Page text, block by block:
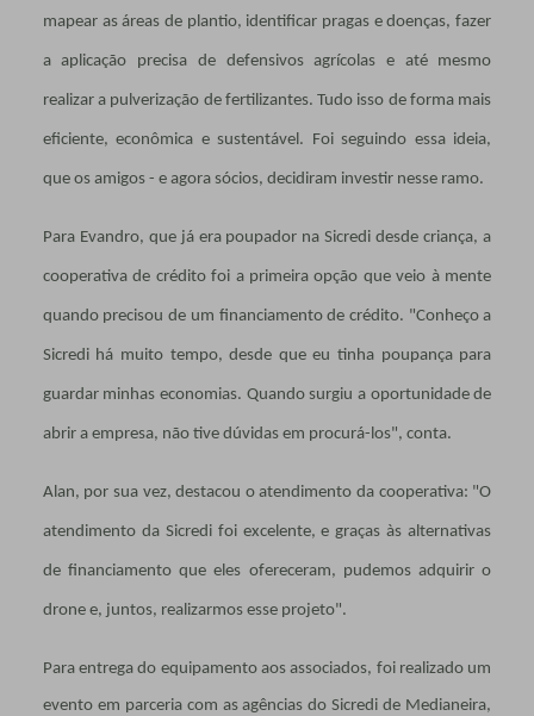
mapear as áreas de plantio, identificar pragas e doenças, fazer
a aplicação precisa de defensivos agrícolas e até mesmo
realizar a pulverização de fertilizantes. Tudo isso de forma mais
eficiente, econômica e sustentável. Foi seguindo essa ideia,
que os amigos - e agora sócios, decidiram investir nesse ramo.
Para Evandro, que já era poupador na Sicredi desde criança, a
cooperativa de crédito foi a primeira opção que veio à mente
quando precisou de um financiamento de crédito. "Conheço a
Sicredi há muito tempo, desde que eu tinha poupança para
guardar minhas economias. Quando surgiu a oportunidade de
abrir a empresa, não tive dúvidas em procurá-los", conta.
Alan, por sua vez, destacou o atendimento da cooperativa: "O
atendimento da Sicredi foi excelente, e graças às alternativas
de financiamento que eles ofereceram, pudemos adquirir o
drone e, juntos, realizarmos esse projeto".
Para entrega do equipamento aos associados, foi realizado um
evento em parceria com as agências do Sicredi de Medianeira,